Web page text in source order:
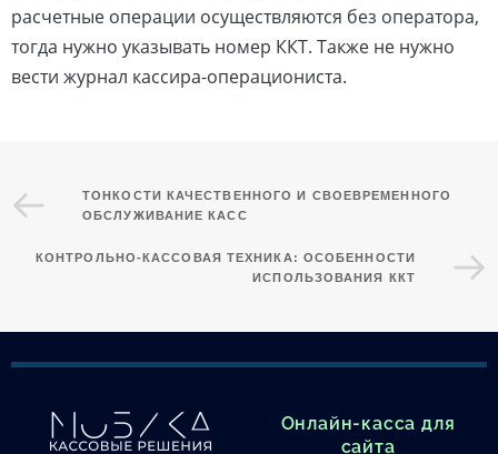
расчетные операции осуществляются без оператора,
тогда нужно указывать номер ККТ. Также не нужно
вести журнал кассира-операциониста.
ТОНКОСТИ КАЧЕСТВЕННОГО И СВОЕВРЕМЕННОГО
ОБСЛУЖИВАНИЕ КАСС
КОНТРОЛЬНО-КАССОВАЯ ТЕХНИКА: ОСОБЕННОСТИ
ИСПОЛЬЗОВАНИЯ ККТ
Онлайн-касса для
сайта